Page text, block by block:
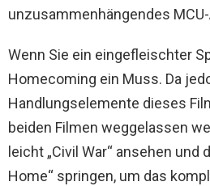
unzusammenhängendes
Wenn Sie ein eingefleischter
Homecoming ein Muss. Da
Handlungselemente dieses
beiden Filmen weggelassen
leicht „Civil War“ ansehen und
Home“ springen, um das